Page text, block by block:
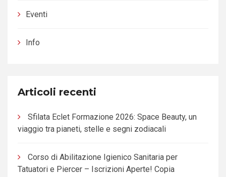
Eventi
Info
Articoli recenti
Sfilata Eclet Formazione 2026: Space Beauty, un
viaggio tra pianeti, stelle e segni zodiacali
Corso di Abilitazione Igienico Sanitaria per
Tatuatori e Piercer – Iscrizioni Aperte! Copia